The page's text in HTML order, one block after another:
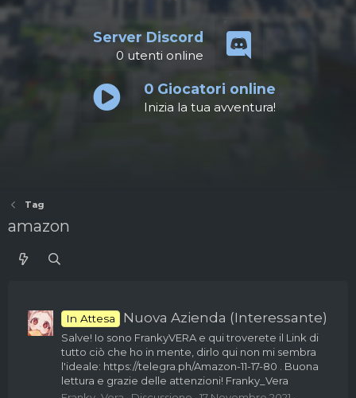
Server Discord
0 utenti online
0Giocatori online
Inizia la tua avventura!
Tag
amazon
In Attesa Nuova Azienda (Interessante)
Salve! Io sono FrankyVERA e qui troverete il Link di
tutto ciò che ho in mente, dirlo qui non mi sembra
l'ideale: https://telegra.ph/Amazon-11-17-80 . Buona
lettura e grazie delle attenzioni! Franky_Vera